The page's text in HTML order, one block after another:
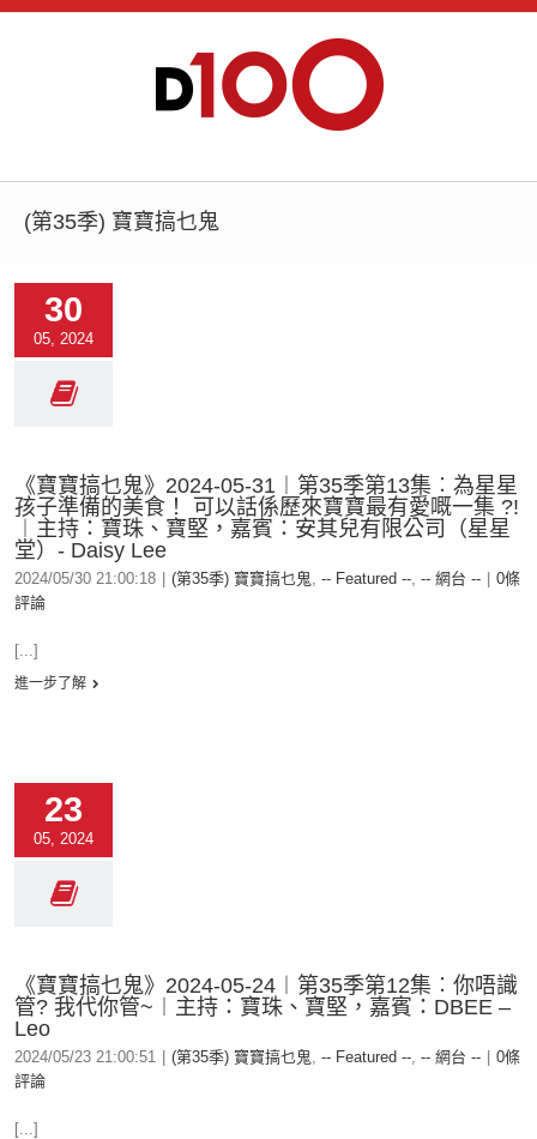
(第35季) 寶寶搞乜鬼
30
05, 2024
《寶寶搞乜鬼》2024-05-31︱第35季第13集︰為星星
孩子準備的美食！ 可以話係歷來寶寶最有愛嘅一集 ?!
︱主持：寶珠、寶堅，嘉賓：安其兒有限公司（星星
堂）- Daisy Lee
2024/05/30 21:00:18 (第35季) 寶寶搞乜鬼, -- Featured --, -- 網台 --
0條
評論
[...]
進一步了解
23
05, 2024
《寶寶搞乜鬼》2024-05-24︱第35季第12集︰你唔識
管? 我代你管~︱主持：寶珠、寶堅，嘉賓：DBEE –
Leo
2024/05/23 21:00:51 (第35季) 寶寶搞乜鬼, -- Featured --, -- 網台 --
0條
評論
[...]